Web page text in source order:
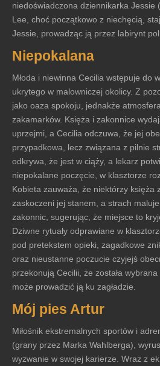
niedoświadczona dziennikarka Jessie
Lee, choć początkowo z niechęcią,
Jessie, prowadząc ją przez labirynt
Niepokalana
Młoda i niewinna Cecilia wstępuje do
ukrytego w malowniczej okolicy. Z
jako oaza spokoju, jednakże
zakamarków. Księża i zakonnice
uprzejmi, a Cecilia odczuwa, że jej
przypadkowa, lecz związana z pilnie
odkrywa, że jest w ciąży, a lekarz
niepokalane poczęcie, w klasztorze
Kobieta zauważa, że niektórzy księża
zaskoczeni jej stanem, a strach
zakonnic, sugerując, że miejsce to
Dziwne rytuały odprawiane w
pod pretekstem opieki, zagadkowe
oraz nieustanne poczucie czyjejś
przekonują Cecilii, że została
może prowadzić ją ku zagładzie.
Mój pies Artur
Miłośnik ekstremalnych sportów i
(grany przez Marka Wahlberga),
wyzwanie w swojej karierze. Wraz z